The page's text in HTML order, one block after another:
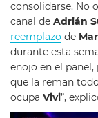
consolidarse. No
canal de Adrián
reemplazo de
durante esta
enojo en el
que la reman
ocupa Vivi”,